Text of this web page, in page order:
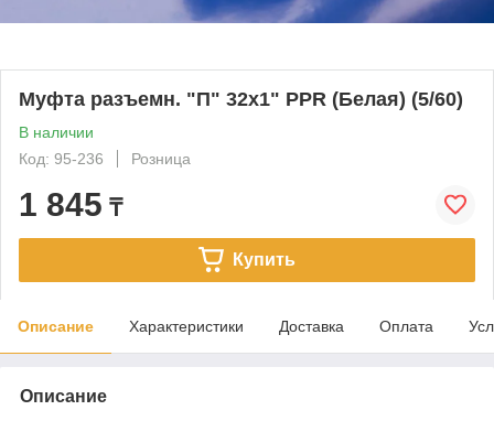
Муфта разъемн. "П" 32х1" PPR (Белая) (5/60)
В наличии
Код: 95-236
Розница
1 845 ₸
Купить
Описание Характеристики Доставка Оплата
Описание